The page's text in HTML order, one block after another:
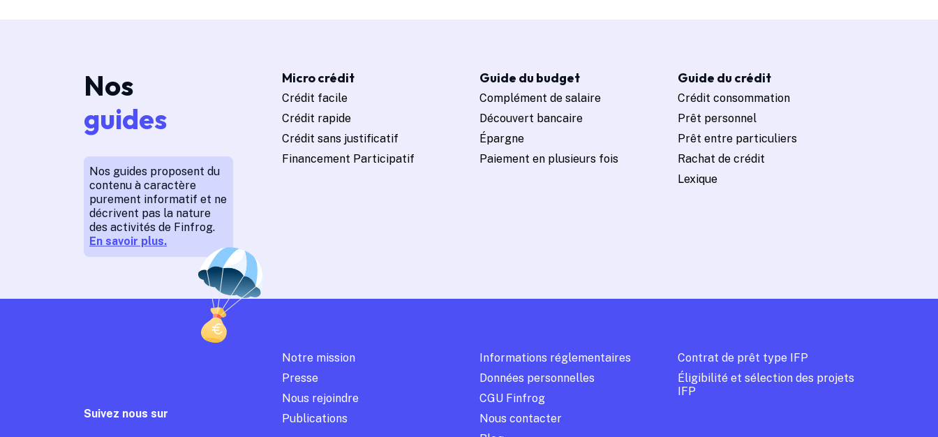
Nos
guides
Nos guides proposent du
contenu à caractère
purement informatif et ne
décrivent pas la nature
des activités de Finfrog.
En savoir plus.
Micro crédit
Crédit facile
Crédit rapide
Crédit sans justificatif
Financement Participatif
Guide du budget
Complément de salaire
Découvert bancaire
Épargne
Paiement en plusieurs fois
Guide du crédit
Crédit consommation
Prêt personnel
Prêt entre particuliers
Rachat de crédit
Lexique
Suivez nous sur
Notre mission
Presse
Nous rejoindre
Publications
Informations réglementaires
Données personnelles
CGU Finfrog
Nous contacter
Contrat de prêt type IFP
Éligibilité et sélection des projets
IFP